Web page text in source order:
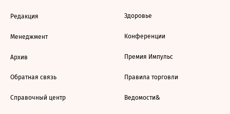
Редакция
Менеджмент
Архив
Обратная связь
Справочный центр
Здоровье
Конференции
Премия Импульс
Правила торговли
Ведомости&